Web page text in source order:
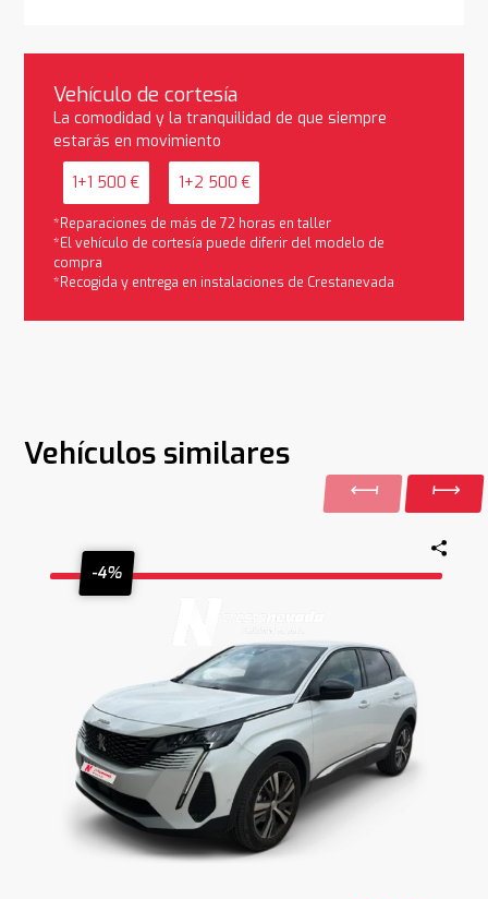
Vehículo de cortesía
La comodidad y la tranquilidad de que siempre
estarás en movimiento
1+1 500 € 1+2 500 €
*Reparaciones de más de 72 horas en taller
*El vehículo de cortesía puede diferir del modelo de
compra
*Recogida y entrega en instalaciones de Crestanevada
Vehículos similares
-4%